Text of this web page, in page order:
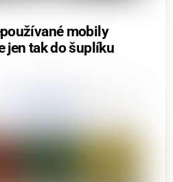
mobily
jen tak do šuplíku